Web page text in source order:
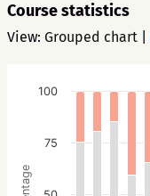
Course statistics
View: Grouped chart
75
100